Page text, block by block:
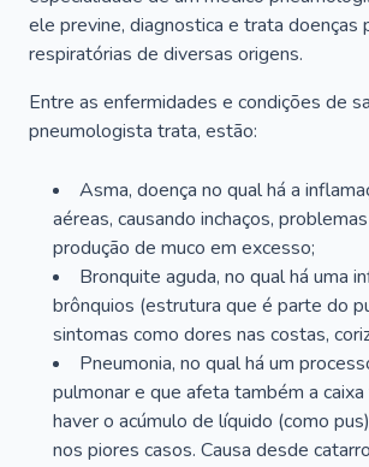
ele previne, diagnostica e trata doenças
respiratórias de diversas origens.
Entre as enfermidades e condições de
pneumologista trata, estão:
Asma, doença no qual há a
aéreas, causando inchaços,
produção de muco em excesso;
Bronquite aguda, no qual há uma
brônquios (estrutura que é parte do
sintomas como dores nas costas,
Pneumonia, no qual há um
pulmonar e que afeta também a
haver o acúmulo de líquido (como
nos piores casos. Causa desde